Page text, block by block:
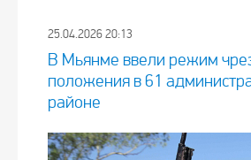
25.04.2026 20:13
В Мьянме ввели режим
положения в 61
районе